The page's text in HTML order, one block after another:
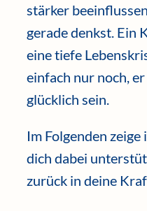
stärker
gerade denkst. Ein
eine tiefe
einfach nur noch,
glücklich sein.
Im Folgenden
dich dabei
zurück in deine